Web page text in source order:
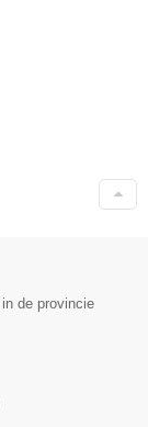
de provincie